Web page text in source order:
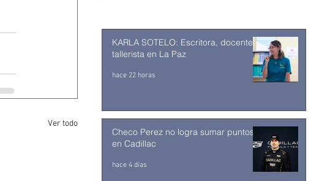
Ver todo
KARLA SOTELO: Escritora, docente y
tallerista en La Paz
hace 22 horas
Checo Perez no logra sumar puntos
en Cadillac
hace 4 días